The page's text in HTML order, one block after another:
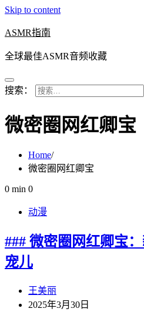
Skip to content
ASMR指南
全球最佳ASMR音频收藏
搜索：
微密圈网红卿宝
Home
微密圈网红卿宝
0 min 0
动漫
### 微密圈网红卿宝
宠儿
王美丽
2025年3月30日